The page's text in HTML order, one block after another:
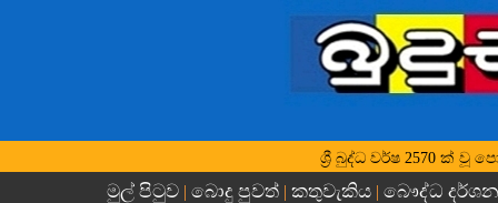
ශ්‍රී බුද්ධ වර්ෂ 2570 ක් වූ
මුල් පිටුව | බොදු පුවත්| කතුවැකිය| බෞද්ධ